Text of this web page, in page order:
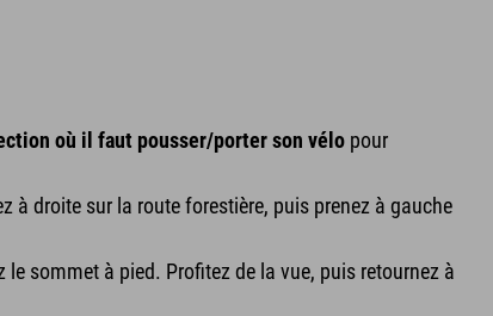
où il faut pousser/porter son vélo pour
à droite sur la route forestière, puis prenez à gauche
sommet à pied. Profitez de la vue, puis retournez à